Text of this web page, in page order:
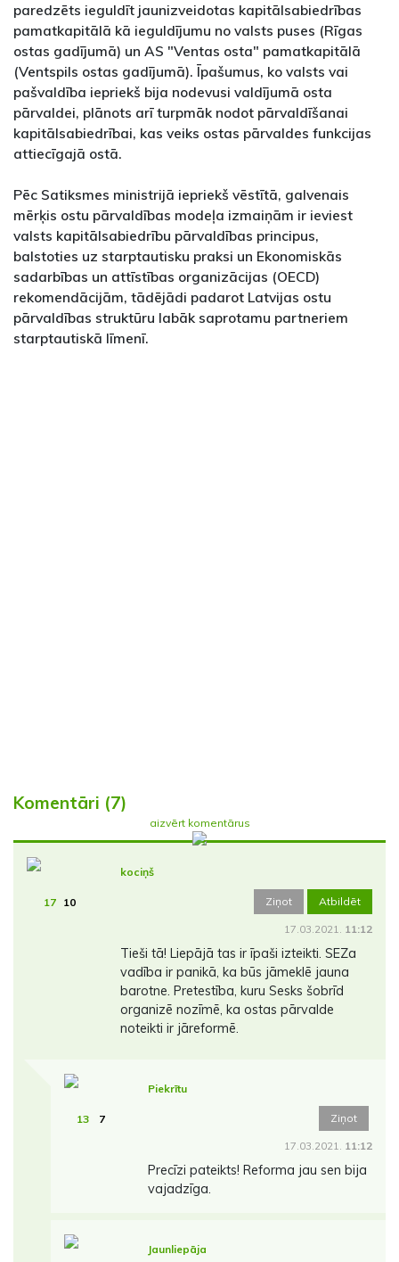
paredzēts ieguldīt jaunizveidotas kapitālsabiedrības
pamatkapitālā kā ieguldījumu no valsts puses (Rīgas
ostas gadījumā) un AS "Ventas osta" pamatkapitālā
(Ventspils ostas gadījumā). Īpašumus, ko valsts vai
pašvaldība iepriekš bija nodevusi valdījumā osta
pārvaldei, plānots arī turpmāk nodot pārvaldīšanai
kapitālsabiedrībai, kas veiks ostas pārvaldes funkcijas
attiecīgajā ostā.
Pēc Satiksmes ministrijā iepriekš vēstītā, galvenais
mērķis ostu pārvaldības modeļa izmaiņām ir ieviest
valsts kapitālsabiedrību pārvaldības principus,
balstoties uz starptautisku praksi un Ekonomiskās
sadarbības un attīstības organizācijas (OECD)
rekomendācijām, tādējādi padarot Latvijas ostu
pārvaldības struktūru labāk saprotamu partneriem
starptautiskā līmenī.
Komentāri (7)
aizvērt komentārus
17 10
kociņš
Ziņot Atbildēt
17.03.2021. 11:12
Tieši tā! Liepājā tas ir īpaši izteikti. SEZa
vadība ir panikā, ka būs jāmeklē jauna
barotne. Pretestība, kuru Sesks šobrīd
organizē nozīmē, ka ostas pārvalde
noteikti ir jāreformē.
13 7
Piekrītu
Ziņot
17.03.2021. 11:12
Precīzi pateikts! Reforma jau sen bija
vajadzīga.
Jaunliepāja